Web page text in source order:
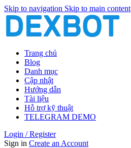
Skip to navigation Skip to main content
Trang chủ
Blog
Danh mục
Cập nhật
Hướng dẫn
Tài liệu
Hỗ trợ kỹ thuật
TELEGRAM DEMO
Login / Register
Sign in Create an Account